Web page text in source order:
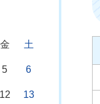
金 土
5 6
12 13